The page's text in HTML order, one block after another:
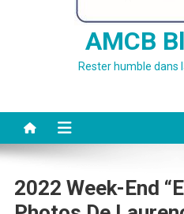
AMCB
Rester humble dans
2022 Week-End